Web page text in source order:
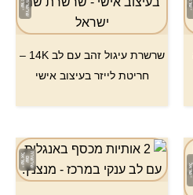
שרשרת עיגול זהב עם לב 14K –
חריטת לייזר בעיצוב אישי